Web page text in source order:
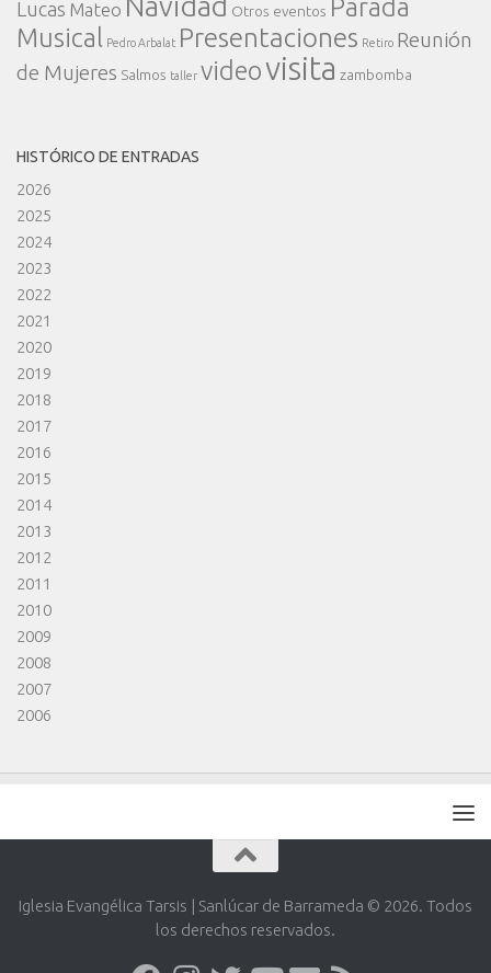
Lucas Mateo Otros eventos Parada
Musical
Pedro Arbalat Presentaciones Retiro Reunión
de Mujeres Salmos taller videovisita zambomba
HISTÓRICO DE ENTRADAS
2026
2025
2024
2023
2022
2021
2020
2019
2018
2017
2016
2015
2014
2013
2012
2011
2010
2009
2008
2007
2006
Iglesia Evangélica Tarsis | Sanlúcar de Barrameda © 2026. Todos
los derechos reservados.